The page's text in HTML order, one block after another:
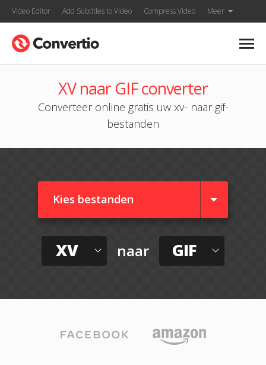
Video Editor Add Subtitles to Video Compress Video Meer
XV naar GIF converter
Converteer online gratis uw xv- naar gif-
bestanden
Kies bestanden
XV naar GIF